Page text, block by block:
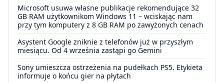
Microsoft usuwa własne publikacje rekomendujące 32
GB RAM użytkownikom Windows 11 – wciskając nam
przy tym komputery z 8 GB RAM po zawyżonych cenach
Asystent Google zniknie z telefonów już w przyszłym
miesiącu. Od 4 września zastąpi go Gemini
Sony umieszcza ostrzeżenia na pudełkach PS5. Etykieta
informuje o końcu gier na płytach